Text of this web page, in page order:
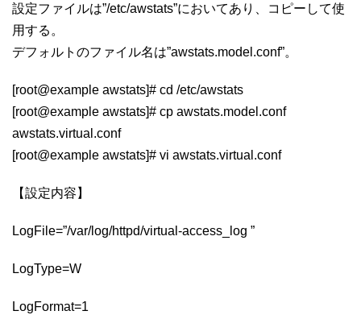
設定ファイルは”/etc/awstats”においてあり、コピーして使
用する。
デフォルトのファイル名は”awstats.model.conf”。
[root@example awstats]# cd /etc/awstats
[root@example awstats]# cp awstats.model.conf
awstats.virtual.conf
[root@example awstats]# vi awstats.virtual.conf
【設定内容】
LogFile=”/var/log/httpd/virtual-access_log ”
LogType=W
LogFormat=1